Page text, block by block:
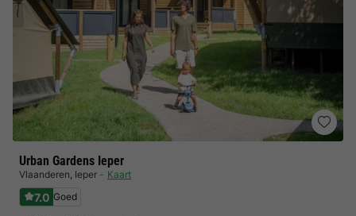
Urban Gardens Ieper
Vlaanderen, Ieper Kaart
7.0 Goed